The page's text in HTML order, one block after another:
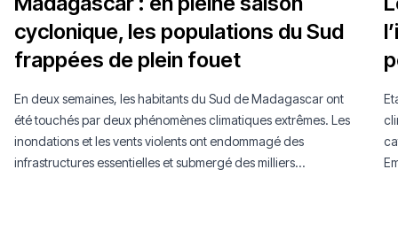
cyclonique, les populations du Sud
frappées de plein fouet
En deux semaines, les habitants du Sud de Madagascar ont
été touchés par deux phénomènes climatiques extrêmes. Les
inondations et les vents violents ont endommagé des
infrastructures essentielles et submergé des milliers